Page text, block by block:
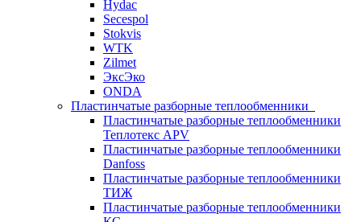
Hydac
Secespol
Stokvis
WTK
Zilmet
ЭксЭко
ONDA
Пластинчатые разборные теплообменники
Пластинчатые разборные теплообменники
Теплотекс APV
Пластинчатые разборные теплообменники
Danfoss
Пластинчатые разборные теплообменники
ТИЖ
Пластинчатые разборные теплообменники